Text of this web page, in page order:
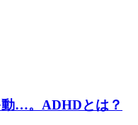
動…。ADHDとは？